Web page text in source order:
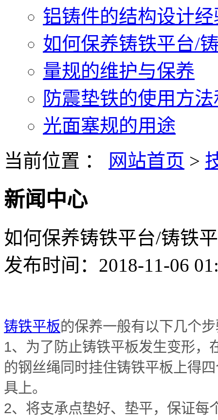
铝铸件的结构设计经
如何保养铸铁平台/
量规的维护与保养
防震垫铁的使用方
光面塞规的用途
当前位置 ：
网站首页 >
新闻中心
如何保养铸铁平台/铸铁
发布时间：2018-11-06
铸铁平板的保养一般有以下几个
1、为了防止铸铁平板发生变形，
的钢丝绳同时挂住铸铁平板上得
具上。
2、将支承点垫好、垫平，保证每